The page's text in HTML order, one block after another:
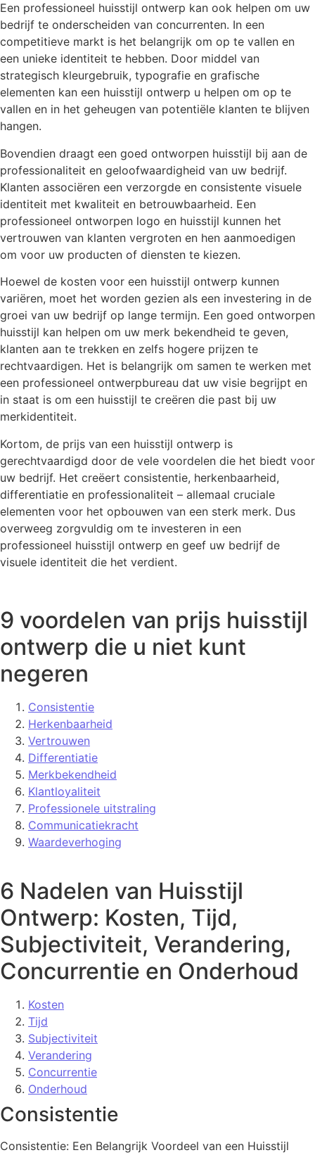
Een professioneel huisstijl ontwerp kan ook helpen om uw
bedrijf te onderscheiden van concurrenten. In een
competitieve markt is het belangrijk om op te vallen en
een unieke identiteit te hebben. Door middel van
strategisch kleurgebruik, typografie en grafische
elementen kan een huisstijl ontwerp u helpen om op te
vallen en in het geheugen van potentiële klanten te blijven
hangen.
Bovendien draagt een goed ontworpen huisstijl bij aan de
professionaliteit en geloofwaardigheid van uw bedrijf.
Klanten associëren een verzorgde en consistente visuele
identiteit met kwaliteit en betrouwbaarheid. Een
professioneel ontworpen logo en huisstijl kunnen het
vertrouwen van klanten vergroten en hen aanmoedigen
om voor uw producten of diensten te kiezen.
Hoewel de kosten voor een huisstijl ontwerp kunnen
variëren, moet het worden gezien als een investering in de
groei van uw bedrijf op lange termijn. Een goed ontworpen
huisstijl kan helpen om uw merk bekendheid te geven,
klanten aan te trekken en zelfs hogere prijzen te
rechtvaardigen. Het is belangrijk om samen te werken met
een professioneel ontwerpbureau dat uw visie begrijpt en
in staat is om een huisstijl te creëren die past bij uw
merkidentiteit.
Kortom, de prijs van een huisstijl ontwerp is
gerechtvaardigd door de vele voordelen die het biedt voor
uw bedrijf. Het creëert consistentie, herkenbaarheid,
differentiatie en professionaliteit – allemaal cruciale
elementen voor het opbouwen van een sterk merk. Dus
overweeg zorgvuldig om te investeren in een
professioneel huisstijl ontwerp en geef uw bedrijf de
visuele identiteit die het verdient.
9 voordelen van prijs huisstijl
ontwerp die u niet kunt
negeren
Consistentie
Herkenbaarheid
Vertrouwen
Differentiatie
Merkbekendheid
Klantloyaliteit
Professionele uitstraling
Communicatiekracht
Waardeverhoging
6 Nadelen van Huisstijl
Ontwerp: Kosten, Tijd,
Subjectiviteit, Verandering,
Concurrentie en Onderhoud
Kosten
Tijd
Subjectiviteit
Verandering
Concurrentie
Onderhoud
Consistentie
Consistentie: Een Belangrijk Voordeel van een Huisstijl